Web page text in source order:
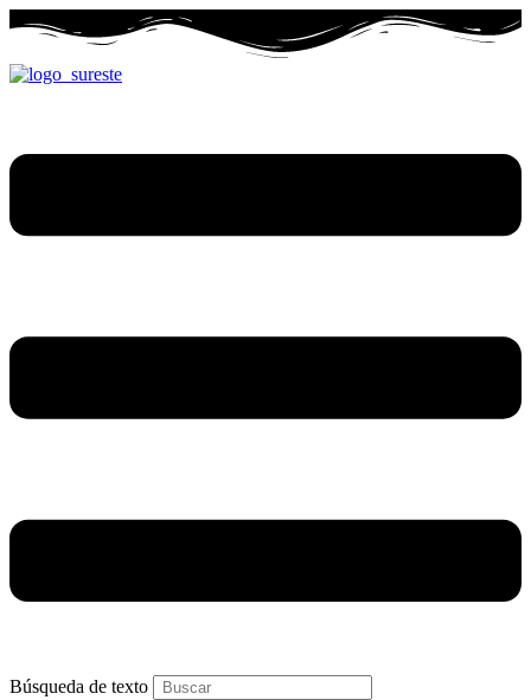
contenido
Búsqueda de texto